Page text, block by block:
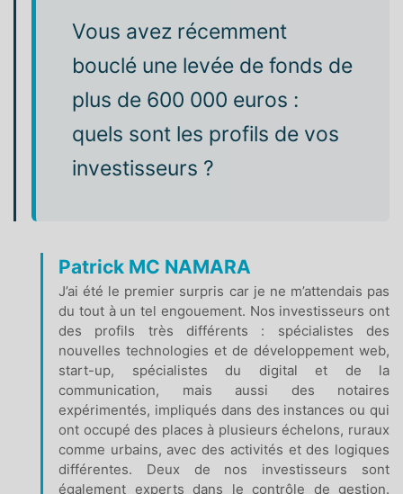
Vous avez récemment
bouclé une levée de fonds de
plus de 600 000 euros :
quels sont les profils de vos
investisseurs ?
Patrick MC NAMARA
J’ai été le premier surpris car je ne m’attendais pas
du tout à un tel engouement. Nos investisseurs ont
des profils très différents : spécialistes des
nouvelles technologies et de développement web,
start-up, spécialistes du digital et de la
communication, mais aussi des notaires
expérimentés, impliqués dans des instances ou qui
ont occupé des places à plusieurs échelons, ruraux
comme urbains, avec des activités et des logiques
différentes. Deux de nos investisseurs sont
également experts dans le contrôle de gestion.